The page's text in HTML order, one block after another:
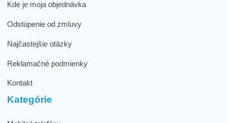
Kde je moja objednávka
Odstúpenie od zmluvy
Najčastejšie otázky
Reklamačné podmienky
Kontakt
Kategórie